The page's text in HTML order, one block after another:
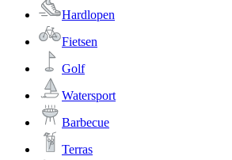
Hardlopen
Fietsen
Golf
Watersport
Barbecue
Terras